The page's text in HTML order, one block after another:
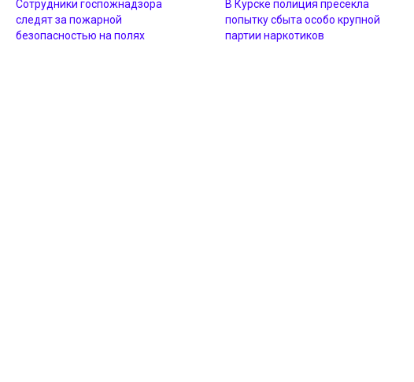
Сотрудники госпожнадзора
следят за пожарной
безопасностью на полях
В Курске полиция пресекла
попытку сбыта особо крупной
партии наркотиков